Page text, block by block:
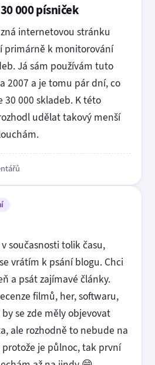
000 písniček
internetovou stránku
primárně k monitorování
Já sám používám tuto
2007 a je tomu pár dní, co
30 000 skladeb. K této
udělat takový menší
současnosti tolik času,
vrátím k psání blogu. Chci
a psát zajímavé články.
filmů, her, softwaru,
se zde měly objevovat
ale rozhodně to nebude na
je půlnoc, tak první